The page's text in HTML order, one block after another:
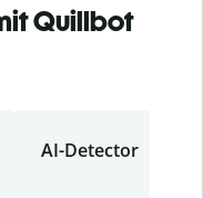
Quillbot
AI-Detector